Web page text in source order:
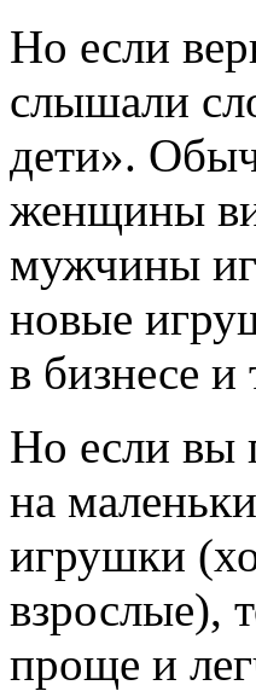
Но если
слышали
дети».
женщины
мужчины
новые
в бизнесе и
Но если вы
на
игрушки
взрослые),
проще и